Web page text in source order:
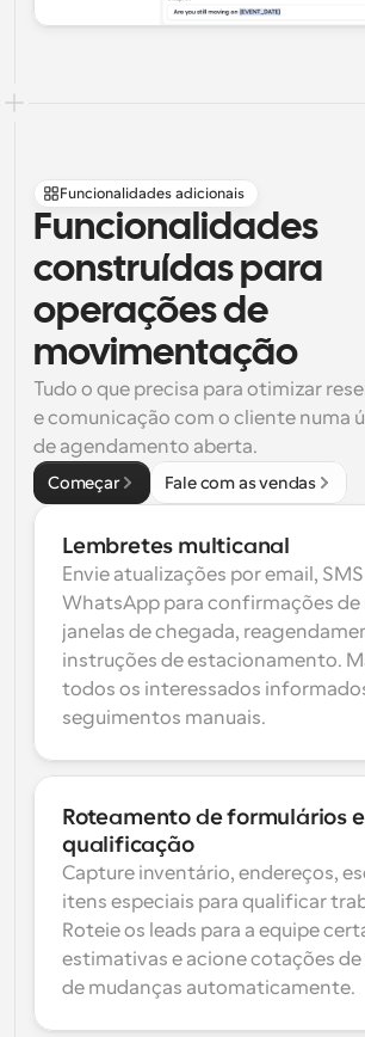
Funcionalidades adicionais
Funcionalidades
construídas para
operações de
movimentação
Tudo o que precisa para otimizar
e comunicação com o cliente numa
de agendamento aberta.
Começar Fale com as vendas
Lembretes multicanal
Envie atualizações por email,
WhatsApp para confirmações de
janelas de chegada,
instruções de estacionamento.
todos os interessados
seguimentos manuais.
Roteamento de formulários e
qualificação
Capture inventário, endereços,
itens especiais para qualificar
Roteie os leads para a equipe
estimativas e acione cotações de
de mudanças automaticamente.